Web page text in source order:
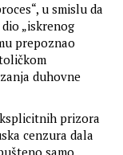
u smislu da
„iskrenog
prepoznao
duhovne
prizora
cenzura dala